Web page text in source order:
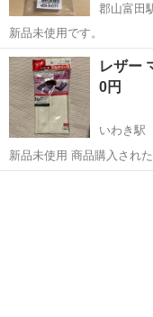
郡山富田
新品未使用です。
福島 郡山市 郡山
レザー
0円
いわき駅